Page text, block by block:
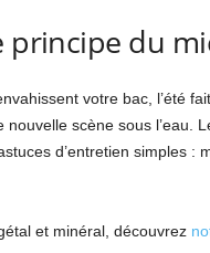
principe du
votre bac, l’été
scène sous l’eau.
d’entretien simples
et minéral, découvrez